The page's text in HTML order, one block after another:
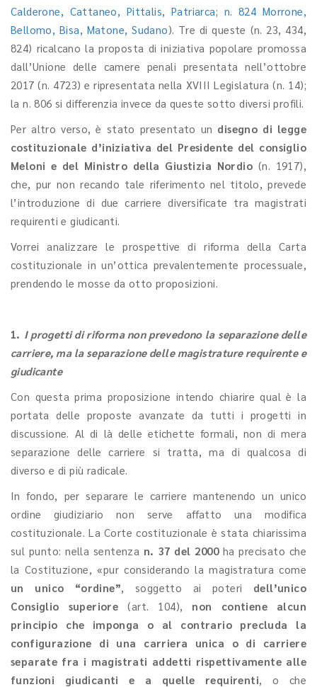
Calderone, Cattaneo, Pittalis, Patriarca; n. 824 Morrone,
Bellomo, Bisa, Matone, Sudano). Tre di queste (n. 23, 434,
824) ricalcano la proposta di iniziativa popolare promossa
dall’Unione delle camere penali presentata nell’ottobre
2017 (n. 4723) e ripresentata nella XVIII Legislatura (n. 14);
la n. 806 si differenzia invece da queste sotto diversi profili.
Per altro verso, è stato presentato un disegno di legge
costituzionale d’iniziativa del Presidente del consiglio
Meloni e del Ministro della Giustizia Nordio (n. 1917),
che, pur non recando tale riferimento nel titolo, prevede
l’introduzione di due carriere diversificate tra magistrati
requirenti e giudicanti.
Vorrei analizzare le prospettive di riforma della Carta
costituzionale in un’ottica prevalentemente processuale,
prendendo le mosse da otto proposizioni.
1. I progetti di riforma non prevedono la separazione delle
carriere, ma la separazione delle magistrature requirente e
giudicante
Con questa prima proposizione intendo chiarire qual è la
portata delle proposte avanzate da tutti i progetti in
discussione. Al di là delle etichette formali, non di mera
separazione delle carriere si tratta, ma di qualcosa di
diverso e di più radicale.
In fondo, per separare le carriere mantenendo un unico
ordine giudiziario non serve affatto una modifica
costituzionale. La Corte costituzionale è stata chiarissima
sul punto: nella sentenza n. 37 del 2000ha precisato che
la Costituzione, «pur considerando la magistratura come
un unico “ordine”, soggetto ai poteri dell’unico
Consiglio superiore (art. 104), non contiene alcun
principio che imponga o al contrario precluda la
configurazione di una carriera unica o di carriere
separate fra i magistrati addetti rispettivamente alle
funzioni giudicanti e a quelle requirenti, o che